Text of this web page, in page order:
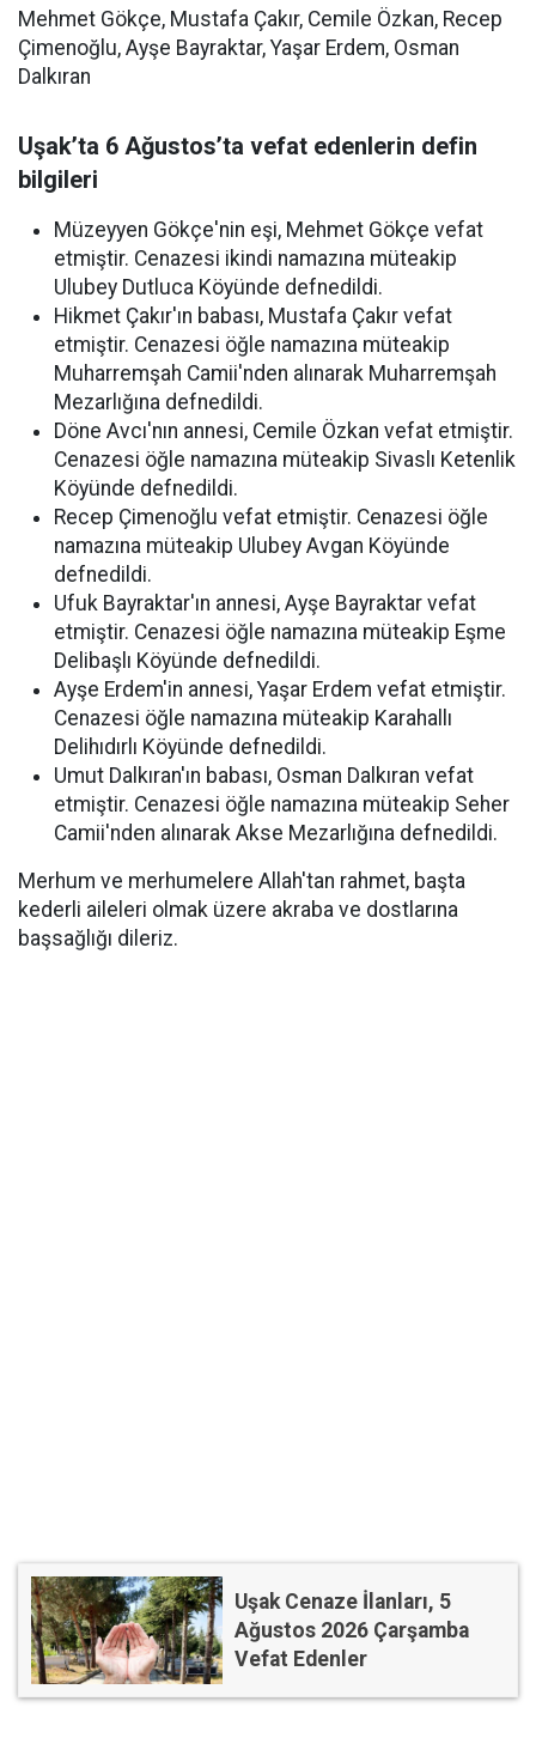
Mehmet Gökçe, Mustafa Çakır, Cemile Özkan, Recep
Çimenoğlu, Ayşe Bayraktar, Yaşar Erdem, Osman
Dalkıran
Uşak’ta 6 Ağustos’ta vefat edenlerin defin
bilgileri
Müzeyyen Gökçe'nin eşi, Mehmet Gökçe vefat
etmiştir. Cenazesi ikindi namazına müteakip
Ulubey Dutluca Köyünde defnedildi.
Hikmet Çakır'ın babası, Mustafa Çakır vefat
etmiştir. Cenazesi öğle namazına müteakip
Muharremşah Camii'nden alınarak Muharremşah
Mezarlığına defnedildi.
Döne Avcı'nın annesi, Cemile Özkan vefat etmiştir.
Cenazesi öğle namazına müteakip Sivaslı Ketenlik
Köyünde defnedildi.
Recep Çimenoğlu vefat etmiştir. Cenazesi öğle
namazına müteakip Ulubey Avgan Köyünde
defnedildi.
Ufuk Bayraktar'ın annesi, Ayşe Bayraktar vefat
etmiştir. Cenazesi öğle namazına müteakip Eşme
Delibaşlı Köyünde defnedildi.
Ayşe Erdem'in annesi, Yaşar Erdem vefat etmiştir.
Cenazesi öğle namazına müteakip Karahallı
Delihıdırlı Köyünde defnedildi.
Umut Dalkıran'ın babası, Osman Dalkıran vefat
etmiştir. Cenazesi öğle namazına müteakip Seher
Camii'nden alınarak Akse Mezarlığına defnedildi.
Merhum ve merhumelere Allah'tan rahmet, başta
kederli aileleri olmak üzere akraba ve dostlarına
başsağlığı dileriz.
Uşak Cenaze İlanları, 5
Ağustos 2026 Çarşamba
Vefat Edenler